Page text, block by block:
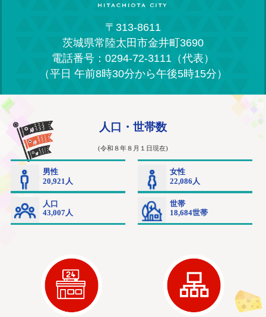
〒313-8611
茨城県常陸太田市金井町3690
電話番号：0294-72-3111（代表）
（平日 午前8時30分から午後5時15分）